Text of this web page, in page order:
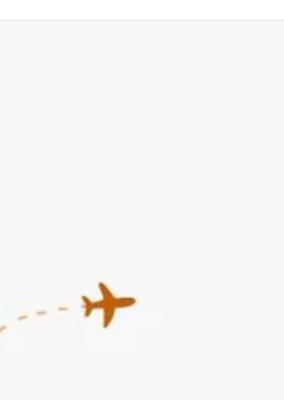
Šventinė atributika